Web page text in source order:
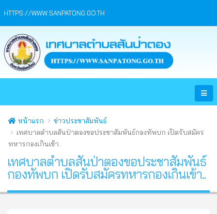
HTTPS://WWW.SANPATONG.GO.TH
หน้าแรก
ข่าวประชาสัมพันธ์
เทศบาลตำบลสันป่าตองขอประชาสัมพันธ์กองทัพบก เปิดรับสมัคร
ทหารกองเกินเข้า..
เทศบาลตำบลสันป่าตองขอประชาสัมพันธ์
กองทัพบก เปิดรับสมัครทหารกองเกินเข้า..